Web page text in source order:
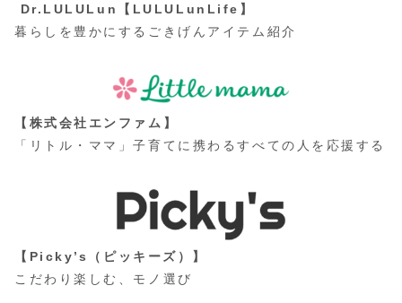
Dr.LULULun【LULULunLife】
暮らしを豊かにするごきげんアイテム紹介
【株式会社エンファム】
「リトル・ママ」子育てに携わるすべての人を応援する
【Picky’s（ピッキーズ）】
こだわり楽しむ、モノ選び